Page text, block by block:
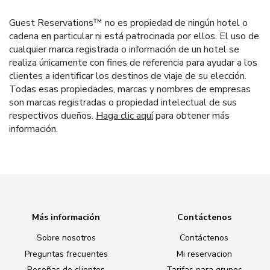
Guest Reservations™ no es propiedad de ningún hotel o
cadena en particular ni está patrocinada por ellos. El uso de
cualquier marca registrada o información de un hotel se
realiza únicamente con fines de referencia para ayudar a los
clientes a identificar los destinos de viaje de su elección.
Todas esas propiedades, marcas y nombres de empresas
son marcas registradas o propiedad intelectual de sus
respectivos dueños. Haga clic aquípara obtener más
información.
Más información
Sobre nosotros
Preguntas frecuentes
Contáctenos
Contáctenos
Mi reservacion